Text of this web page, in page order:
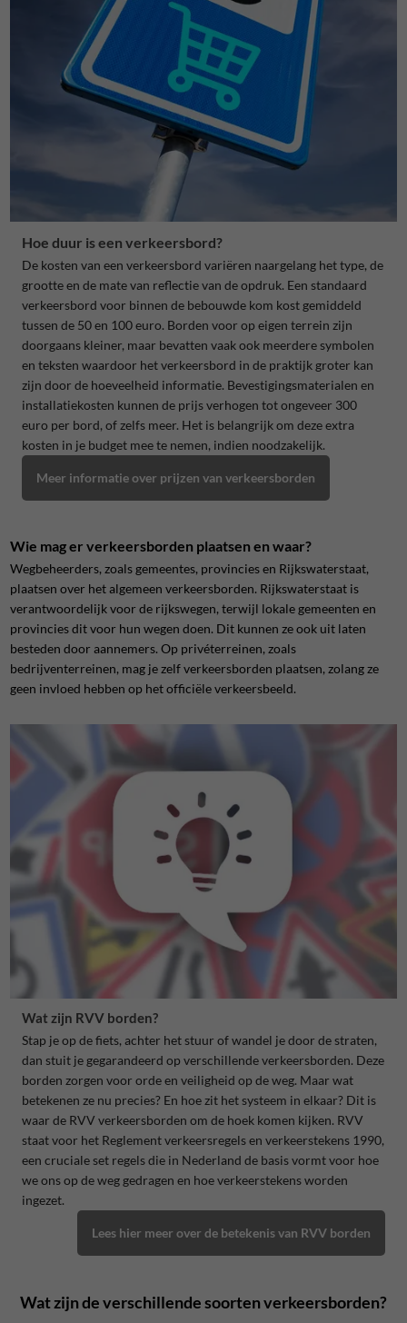
Hoe duur is een verkeersbord?
De kosten van een verkeersbord variëren naargelang het type, de
grootte en de mate van reflectie van de opdruk. Een standaard
verkeersbord voor binnen de bebouwde kom kost gemiddeld
tussen de 50 en 100 euro. Borden voor op eigen terrein zijn
doorgaans kleiner, maar bevatten vaak ook meerdere symbolen
en teksten waardoor het verkeersbord in de praktijk groter kan
zijn door de hoeveelheid informatie. Bevestigingsmaterialen en
installatiekosten kunnen de prijs verhogen tot ongeveer 300
euro per bord, of zelfs meer. Het is belangrijk om deze extra
kosten in je budget mee te nemen, indien noodzakelijk.
Meer informatie over prijzen van verkeersborden
Wie mag er verkeersborden plaatsen en waar?
Wegbeheerders, zoals gemeentes, provincies en Rijkswaterstaat,
plaatsen over het algemeen verkeersborden. Rijkswaterstaat is
verantwoordelijk voor de rijkswegen, terwijl lokale gemeenten en
provincies dit voor hun wegen doen. Dit kunnen ze ook uit laten
besteden door aannemers. Op privéterreinen, zoals
bedrijventerreinen, mag je zelf verkeersborden plaatsen, zolang ze
geen invloed hebben op het officiële verkeersbeeld.
Wat zijn RVV borden?
Stap je op de fiets, achter het stuur of wandel je door de straten,
dan stuit je gegarandeerd op verschillende verkeersborden. Deze
borden zorgen voor orde en veiligheid op de weg. Maar wat
betekenen ze nu precies? En hoe zit het systeem in elkaar? Dit is
waar de RVV verkeersborden om de hoek komen kijken. RVV
staat voor het Reglement verkeersregels en verkeerstekens 1990,
een cruciale set regels die in Nederland de basis vormt voor hoe
we ons op de weg gedragen en hoe verkeerstekens worden
ingezet.
Lees hier meer over de betekenis van RVV borden
Wat zijn de verschillende soorten verkeersborden?